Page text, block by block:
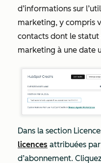
d’informations sur
marketing, y compris
contacts dont le
marketing à une date
Dans la section
licences attribuées
d’abonnement.